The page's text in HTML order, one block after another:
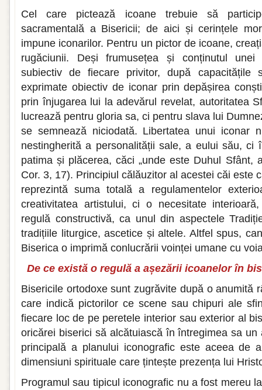
Cel care pictează icoane trebuie să
sacramentală a Bisericii; de aici și cerințele
impune iconarilor. Pentru un pictor de icoane,
rugăciunii. Deși frumusețea și conținutul unei
subiectiv de fiecare privitor, după capacitățile
exprimate obiectiv de iconar prin depășirea
prin înjugarea lui la adevărul revelat, autoritatea
lucrează pentru gloria sa, ci pentru slava lui
se semnează niciodată. Libertatea unui iconar
nestingherită a personalității sale, a eului său, ci
patima și plăcerea, căci „unde este Duhul Sfânt,
Cor. 3, 17). Principiul călăuzitor al acestei căi este
reprezintă suma totală a regulamentelor
creativitatea artistului, ci o necesitate
regulă constructivă, ca unul din aspectele
tradițiile liturgice, ascetice și altele. Altfel spus,
Biserica o imprimă conlucrării voinței umane cu
De ce există o regulă a așezării icoanelor în
Bisericile ortodoxe sunt zugrăvite după o anumită
care indică pictorilor ce scene sau chipuri ale
fiecare loc de pe peretele interior sau exterior al
oricărei biserici să alcătuiască în întregimea sa un
principală a planului iconografic este aceea de
dimensiuni spirituale care țintește prezența lui
Programul sau tipicul iconografic nu a fost mereu